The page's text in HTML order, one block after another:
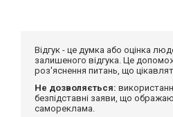
Відгук - це думка або оцінка
залишеного відгука. Це
роз'яснення питань, що
Не дозволяється:
безпідставні заяви, що
самореклама.